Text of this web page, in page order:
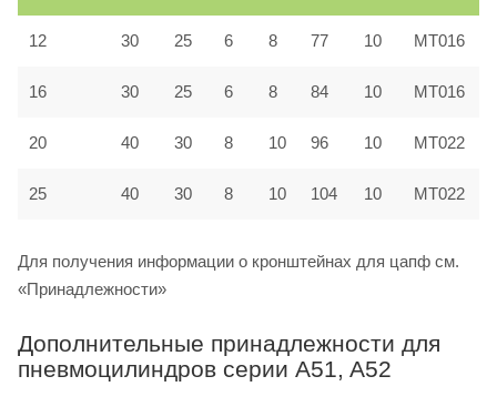
12 30 25 6 8 77 10 MT016
16 30 25 6 8 84 10 MT016
20 40 30 8 10 96 10 MT022
25 40 30 8 10 104 10 MT022
Для получения информации о кронштейнах для цапф см.
«Принадлежности»
Дополнительные принадлежности для
пневмоцилиндров серии A51, A52